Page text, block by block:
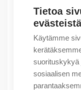
Tietoa
Käytämme
suorituskykyä
sosiaalisen
Outlet –
(X) WD-1-DH-
4,99€/
Myyntierä sis. 36